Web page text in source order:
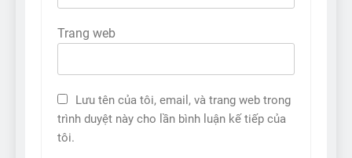
Trang web
Lưu tên của tôi, email, và trang web trong
trình duyệt này cho lần bình luận kế tiếp của
tôi.